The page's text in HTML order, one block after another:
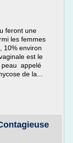
feront une
les femmes
10% environ
est le
peau appelé
de la...